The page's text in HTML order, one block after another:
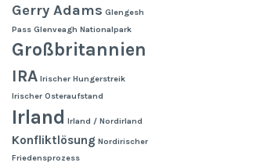
Gerry Adams Glengesh
Pass Glenveagh Nationalpark
Großbritannien
IRA Irischer Hungerstreik
Irischer Osteraufstand
Irland Irland / Nordirland
Konfliktlösung Nordirischer
Friedensprozess